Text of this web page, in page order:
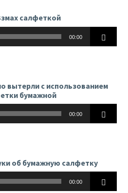
салфеткой
00:00
вытерли с использованием
бумажной
00:00
об бумажную салфетку
00:00